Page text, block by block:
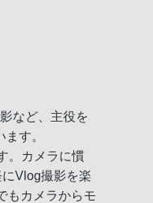
など、主役を
す。
。カメラに慣
Vlog撮影を楽
もカメラからモ